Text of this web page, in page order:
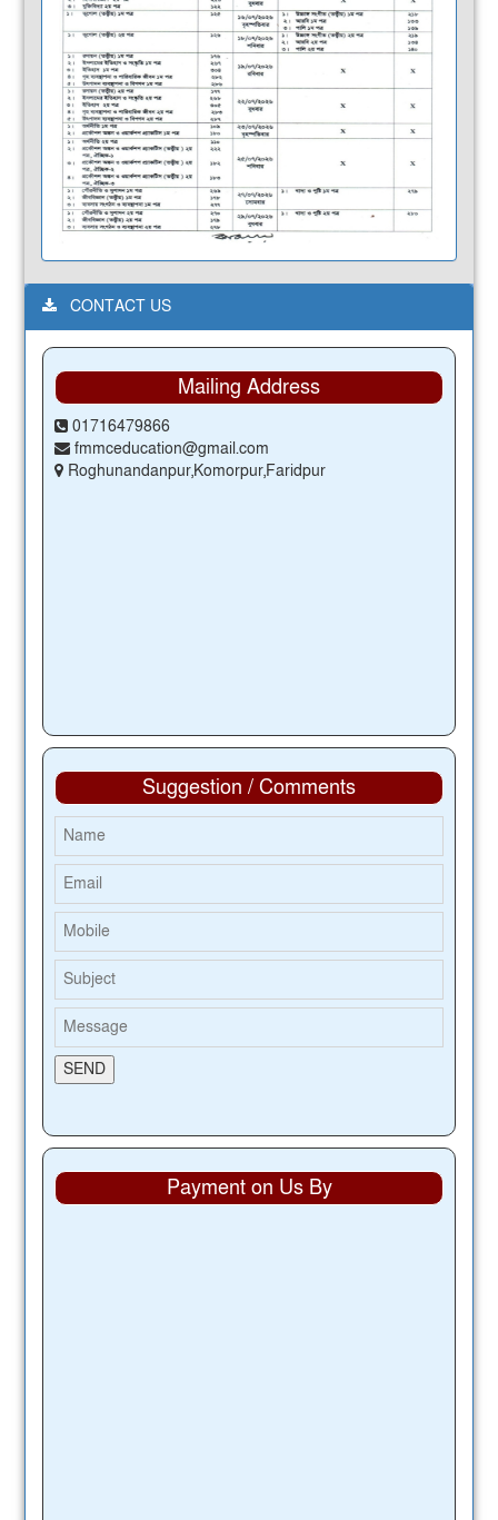
CONTACT US
Mailing Address
01716479866
fmmceducation@gmail.com
Roghunandanpur,Komorpur,Faridpur
Suggestion / Comments
Payment on Us By